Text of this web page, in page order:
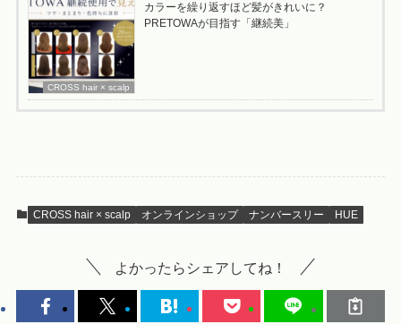
CROSS hair × scalp
カラーを繰り返すほど髪がきれいに？
PRETOWAが目指す「継続美」
CROSS hair × scalp オンラインショップ ナンバースリー HUE
よかったらシェアしてね！